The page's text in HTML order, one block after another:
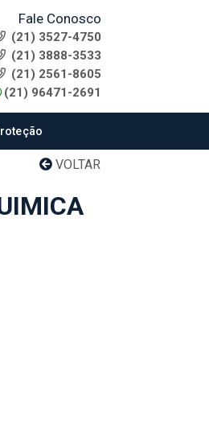
Fale Conosco
(21) 3527-4750
(21) 3888-3533
(21) 2561-8605
(21) 96471-2691
VOLTAR